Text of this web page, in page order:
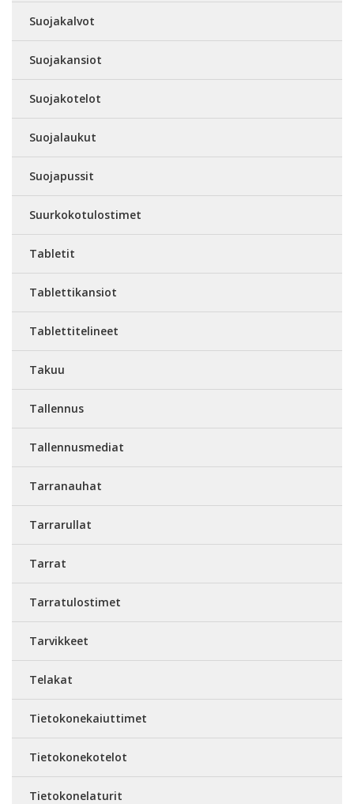
Suojakalvot
Suojakansiot
Suojakotelot
Suojalaukut
Suojapussit
Suurkokotulostimet
Tabletit
Tablettikansiot
Tablettitelineet
Takuu
Tallennus
Tallennusmediat
Tarranauhat
Tarrarullat
Tarrat
Tarratulostimet
Tarvikkeet
Telakat
Tietokonekaiuttimet
Tietokonekotelot
Tietokonelaturit